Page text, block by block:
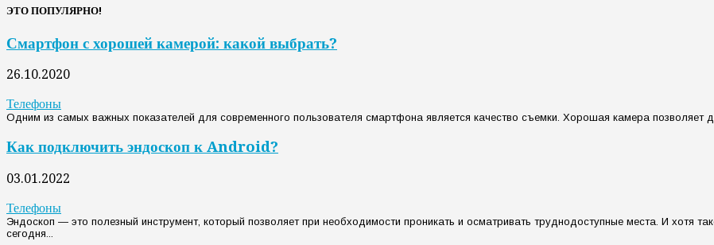
ЭТО ПОПУЛЯРНО!
Смартфон с хорошей камерой: какой выбрать?
26.10.2020
Телефоны
Одним из самых важных показателей для современного пользователя смартфона является качество съемки. Хорошая камера позволяет
Как подключить эндоскоп к Android?
03.01.2022
Телефоны
Эндоскоп — это полезный инструмент, который позволяет при необходимости проникать и осматривать труднодоступные места. И хотя
сегодня...